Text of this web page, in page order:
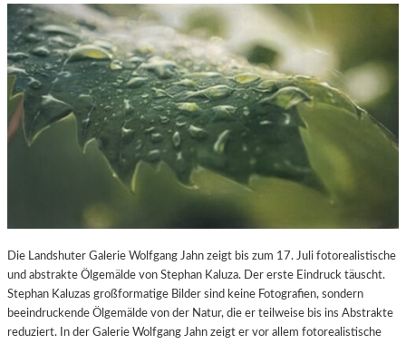
Die Landshuter Galerie Wolfgang Jahn zeigt bis zum 17. Juli fotorealistische
und abstrakte Ölgemälde von Stephan Kaluza. Der erste Eindruck täuscht.
Stephan Kaluzas großformatige Bilder sind keine Fotografien, sondern
beeindruckende Ölgemälde von der Natur, die er teilweise bis ins Abstrakte
reduziert. In der Galerie Wolfgang Jahn zeigt er vor allem fotorealistische